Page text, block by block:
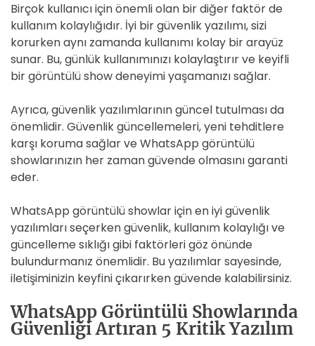
Birçok kullanıcı için önemli olan bir diğer faktör de
kullanım kolaylığıdır. İyi bir güvenlik yazılımı, sizi
korurken aynı zamanda kullanımı kolay bir arayüz
sunar. Bu, günlük kullanımınızı kolaylaştırır ve keyifli
bir görüntülü show deneyimi yaşamanızı sağlar.
Ayrıca, güvenlik yazılımlarının güncel tutulması da
önemlidir. Güvenlik güncellemeleri, yeni tehditlere
karşı koruma sağlar ve WhatsApp görüntülü
showlarınızın her zaman güvende olmasını garanti
eder.
WhatsApp görüntülü showlar için en iyi güvenlik
yazılımları seçerken güvenlik, kullanım kolaylığı ve
güncelleme sıklığı gibi faktörleri göz önünde
bulundurmanız önemlidir. Bu yazılımlar sayesinde,
iletişiminizin keyfini çıkarırken güvende kalabilirsiniz.
WhatsApp Görüntülü Showlarında
Güvenliği Artıran 5 Kritik Yazılım